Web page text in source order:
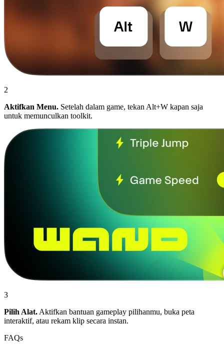
2
Aktifkan Menu. Setelah dalam game, tekan Alt+W kapan saja
untuk memunculkan toolkit.
3
Pilih Alat. Aktifkan bantuan gameplay pilihanmu, buka peta
interaktif, atau rekam klip secara instan.
FAQs